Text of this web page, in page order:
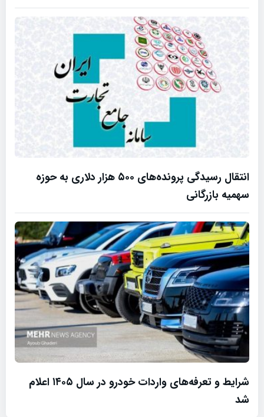
انتقال رسیدگی پرونده‌های ۵۰۰ هزار دلاری به حوزه
سهمیه بازرگانی
شرایط و تعرفه‌های واردات خودرو در سال ۱۴۰۵ اعلام
شد